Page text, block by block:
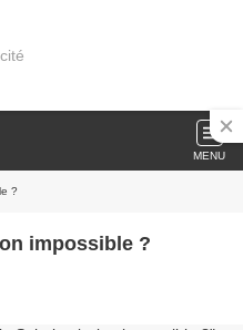
MENU
?
impossible ?